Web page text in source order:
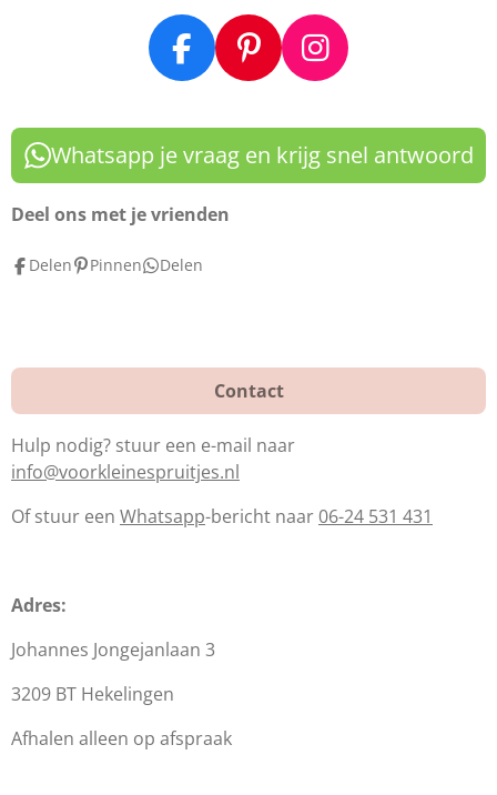
F
a
c
e
b
o
k
P
i
n
t
e
I
n
s
t
a
Whatsapp je vraag en krijg snel antwoord
Deel ons met je vrienden
Delen Pinnen Delen
Contact
Hulp nodig? stuur een e-mail naar
info@voorkleinespruitjes.nl
Of stuur een Whatsapp-bericht naar 06-24 531 431
Adres:
Johannes Jongejanlaan 3
3209 BT Hekelingen
Afhalen alleen op afspraak